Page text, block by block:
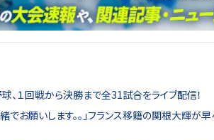
、１回戦から決勝まで全31試合をライブ配信！
緒でお願いします。。」フランス移籍の関根大輝